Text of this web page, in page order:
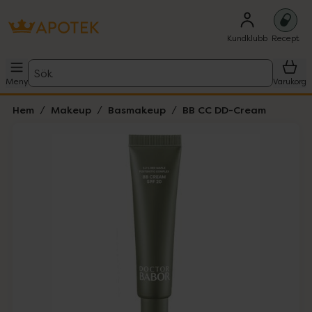
Kundklubb Recept
Meny
Sök
Varukorg
Hem Makeup Basmakeup BB CC DD-Cream